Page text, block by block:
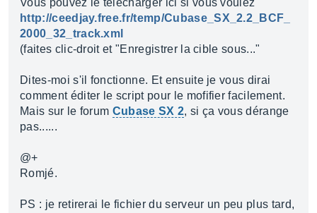
Vous pouvez le télécharger ici si vous voulez
http://ceedjay.free.fr/temp/Cubase_SX_2.2_BCF_
2000_32_track.xml
(faites clic-droit et "Enregistrer la cible sous..."
Dites-moi s'il fonctionne. Et ensuite je vous dirai
comment éditer le script pour le mofifier facilement.
Mais sur le forum Cubase SX 2, si ça vous dérange
pas......
@+
Romjé.
PS : je retirerai le fichier du serveur un peu plus tard,